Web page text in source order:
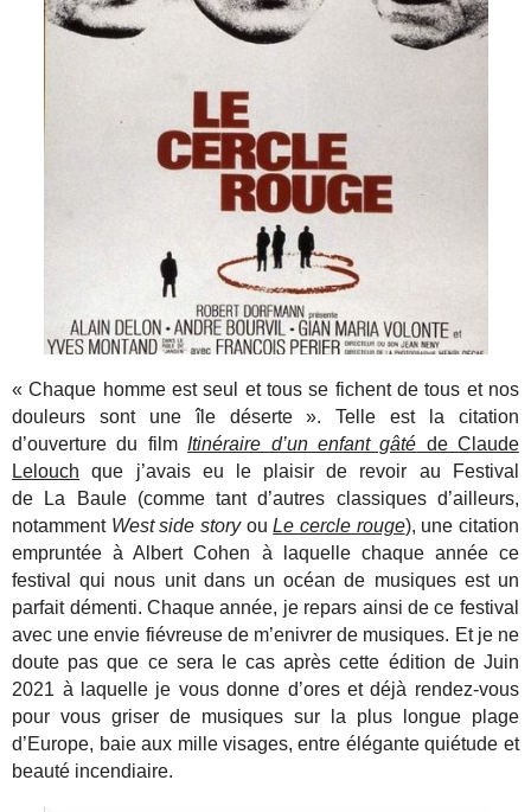
« Chaque homme est seul et tous se fichent de tous et nos
douleurs sont une île déserte ». Telle est la citation
d’ouverture du film Itinéraire d’un enfant gâté de Claude
Lelouch que j’avais eu le plaisir de revoir au Festival
de La Baule (comme tant d’autres classiques d’ailleurs,
notamment West side story ouLe cercle rouge), une citation
empruntée à Albert Cohen à laquelle chaque année ce
festival qui nous unit dans un océan de musiques est un
parfait démenti. Chaque année, je repars ainsi de ce festival
avec une envie fiévreuse de m’enivrer de musiques. Et je ne
doute pas que ce sera le cas après cette édition de Juin
2021 à laquelle je vous donne d’ores et déjà rendez-vous
pour vous griser de musiques sur la plus longue plage
d’Europe, baie aux mille visages, entre élégante quiétude et
beauté incendiaire.